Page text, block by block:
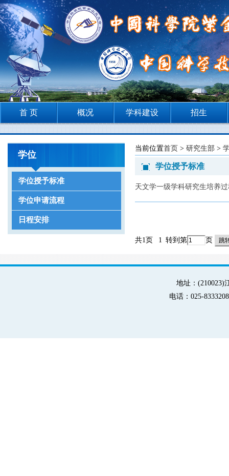
首 页 概况 学科建设 招生
学位
学位授予标准
学位申请流程
日程安排
当前位置首页 > 研究生部 >
学位授予标准
天文学一级学科研究生培养
共1页 1 转到第 页
地址：(210023)
电话：025-